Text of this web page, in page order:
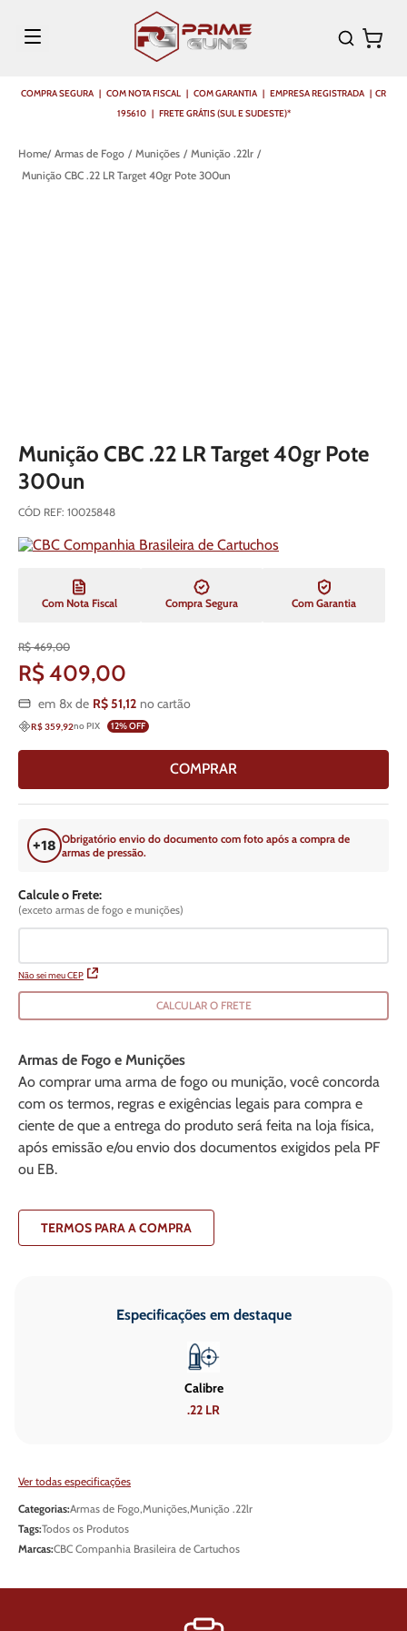
COMPRA SEGURA | COM NOTA FISCAL | COM GARANTIA | EMPRESA REGISTRADA | CR
195610 | FRETE GRÁTIS (SUL E SUDESTE)*
Armas de Fogo Munições
Munição .22lr
Munição CBC .22 LR Target 40gr Pote 300un
Munição CBC .22 LR Target 40gr Pote
300un
CÓD REF: 10025848
Com Nota Fiscal Compra Segura Com Garantia
R$ 469,00
R$409,00
em 8x de R$51,12 no cartão
R$ 359,92no PIX 12% OFF
COMPRAR
Obrigatório envio do documento com foto após a compra de
armas de pressão.
Calcule o Frete:
(exceto armas de fogo e munições)
Não sei meu CEP
CALCULAR O FRETE
Armas de Fogo e Munições
Ao comprar uma arma de fogo ou munição, você concorda
com os termos, regras e exigências legais para compra e
ciente de que a entrega do produto será feita na loja física,
após emissão e/ou envio dos documentos exigidos pela PF
ou EB.
TERMOS PARA A COMPRA
Especificações em destaque
Calibre
.22 LR
Ver todas especificações
Categorias:Armas de Fogo,Munições,Munição .22lr
Tags:Todos os Produtos
Marcas:CBC Companhia Brasileira de Cartuchos